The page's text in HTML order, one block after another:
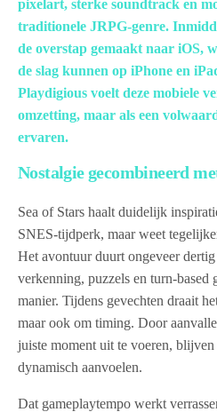
pixelart, sterke soundtrack en
traditionele JRPG-genre.
de overstap gemaakt naar iOS,
de slag kunnen op iPhone en
Playdigious voelt deze mobiele
omzetting, maar als een
ervaren.
Nostalgie gecombineerd
Sea of Stars haalt duidelijk
SNES-tijdperk, maar weet
Het avontuur duurt ongeveer
verkenning, puzzels en turn-based
manier. Tijdens gevechten draait
maar ook om timing. Door
juiste moment uit te voeren, blijven
dynamisch aanvoelen.
Dat gameplaytempo werkt